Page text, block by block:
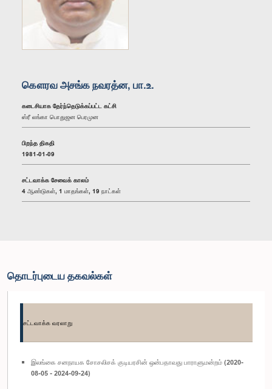
கௌரவ அசங்க நவரத்ன, பா.உ.
கடைசியாக தேர்ந்தெடுக்கப்பட்ட கட்சி
ஸ்ரீ லங்கா பொதுஜன பெரமுன
பிறந்த திகதி
1981-01-09
சட்டவாக்க சேவைக் காலம்
4 ஆண்டுகள், 1 மாதங்கள், 19 நாட்கள்
தொடர்புடைய தகவல்கள்
சட்டவாக்க வரலாறு
இலங்கை சனநாயக சோசலிசக் குடியரசின் ஒன்பதாவது பாராளுமன்றம் (2020-
08-05 - 2024-09-24)